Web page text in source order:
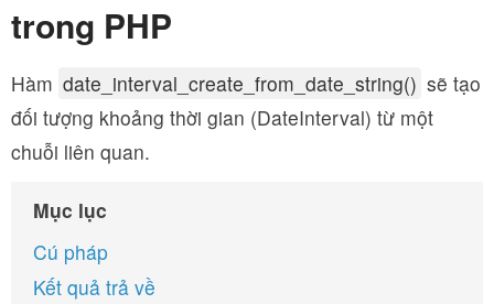
trong PHP
Hàm date_interval_create_from_date_string() sẽ tạo
đối tượng khoảng thời gian (DateInterval) từ một
chuỗi liên quan.
Mục lục
Cú pháp
Kết quả trả về